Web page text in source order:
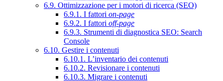
6.9. Ottimizzazione per i motori di ricerca (SEO)
6.9.1. I fattori on-page
6.9.2. I fattori off-page
6.9.3. Strumenti di diagnostica SEO: Search
Console
6.10. Gestire i contenuti
6.10.1. L’inventario dei contenuti
6.10.2. Revisionare i contenuti
6.10.3. Migrare i contenuti